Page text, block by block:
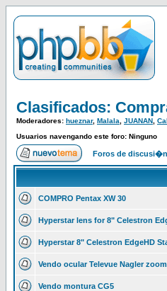
Clasificados:
Moderadores: hueznar, Malala JUANAN
Usuarios navengando este foro: Ninguno
Foros de discusi�n
COMPRO Pentax XW 30
Hyperstar lens for 8" Celestron
Hyperstar 8" Celestron EdgeHD
Vendo ocular Televue Nagler
Vendo montura CG5